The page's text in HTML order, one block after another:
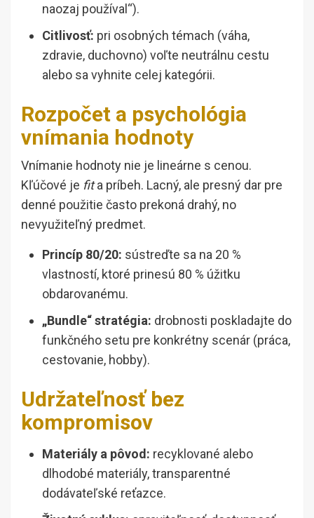
naozaj používal“).
Citlivosť: pri osobných témach (váha,
zdravie, duchovno) voľte neutrálnu cestu
alebo sa vyhnite celej kategórii.
Rozpočet a psychológia
vnímania hodnoty
Vnímanie hodnoty nie je lineárne s cenou.
Kľúčové je fita príbeh. Lacný, ale presný dar pre
denné použitie často prekoná drahý, no
nevyužiteľný predmet.
Princíp 80/20: sústreďte sa na 20 %
vlastností, ktoré prinesú 80 % úžitku
obdarovanému.
„Bundle“ stratégia: drobnosti poskladajte do
funkčného setu pre konkrétny scenár (práca,
cestovanie, hobby).
Udržateľnosť bez
kompromisov
Materiály a pôvod: recyklované alebo
dlhodobé materiály, transparentné
dodávateľské reťazce.